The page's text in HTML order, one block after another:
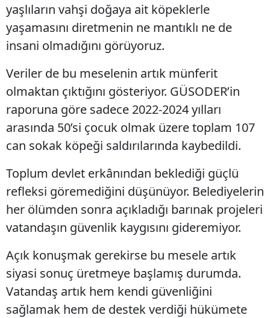
yaşlıların vahşi doğaya ait köpeklerle
yaşamasını diretmenin ne mantıklı ne de
insani olmadığını görüyoruz.
Veriler de bu meselenin artık münferit
olmaktan çıktığını gösteriyor. GÜSODER’in
raporuna göre sadece 2022-2024 yılları
arasında 50’si çocuk olmak üzere toplam 107
can sokak köpeği saldırılarında kaybedildi.
Toplum devlet erkânından beklediği güçlü
refleksi göremediğini düşünüyor. Belediyelerin
her ölümden sonra açıkladığı barınak projeleri
vatandaşın güvenlik kaygısını gideremiyor.
Açık konuşmak gerekirse bu mesele artık
siyasi sonuç üretmeye başlamış durumda.
Vatandaş artık hem kendi güvenliğini
sağlamak hem de destek verdiği hükümete